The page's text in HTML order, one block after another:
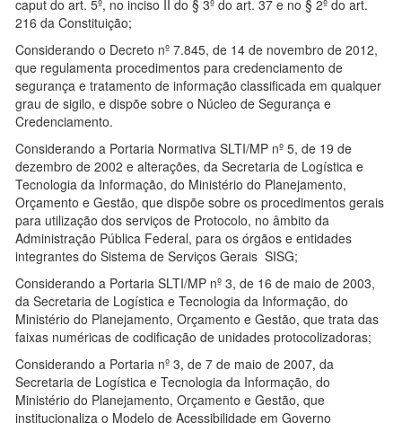
caput do art. 5º, no inciso II do § 3º do art. 37 e no § 2º do art.
216 da Constituição;
Considerando o Decreto nº 7.845, de 14 de novembro de 2012,
que regulamenta procedimentos para credenciamento de
segurança e tratamento de informação classificada em qualquer
grau de sigilo, e dispõe sobre o Núcleo de Segurança e
Credenciamento.
Considerando a Portaria Normativa SLTI/MP nº 5, de 19 de
dezembro de 2002 e alterações, da Secretaria de Logística e
Tecnologia da Informação, do Ministério do Planejamento,
Orçamento e Gestão, que dispõe sobre os procedimentos gerais
para utilização dos serviços de Protocolo, no âmbito da
Administração Pública Federal, para os órgãos e entidades
integrantes do Sistema de Serviços Gerais SISG;
Considerando a Portaria SLTI/MP nº 3, de 16 de maio de 2003,
da Secretaria de Logística e Tecnologia da Informação, do
Ministério do Planejamento, Orçamento e Gestão, que trata das
faixas numéricas de codificação de unidades protocolizadoras;
Considerando a Portaria nº 3, de 7 de maio de 2007, da
Secretaria de Logística e Tecnologia da Informação, do
Ministério do Planejamento, Orçamento e Gestão, que
institucionaliza o Modelo de Acessibilidade em Governo